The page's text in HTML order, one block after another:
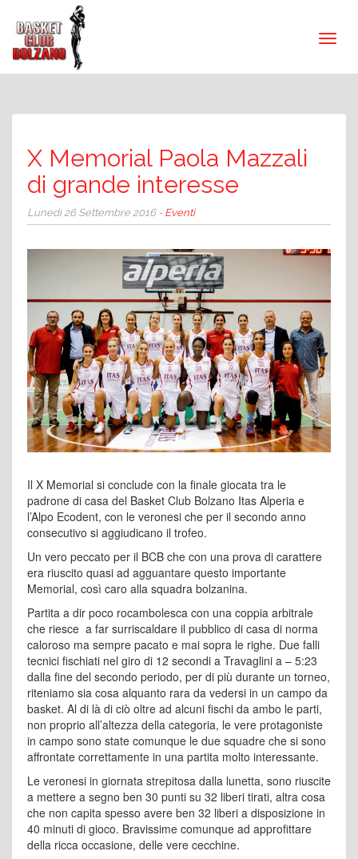
X Memorial Paola Mazzali
di grande interesse
Lunedì 26 Settembre 2016 - Eventi
Il X Memorial si conclude con la finale giocata tra le
padrone di casa del Basket Club Bolzano Itas Alperia e
l’Alpo Ecodent, con le veronesi che per il secondo anno
consecutivo si aggiudicano il trofeo.
Un vero peccato per il BCB che con una prova di carattere
era riuscito quasi ad agguantare questo importante
Memorial, così caro alla squadra bolzanina.
Partita a dir poco rocambolesca con una coppia arbitrale
che riesce a far surriscaldare il pubblico di casa di norma
caloroso ma sempre pacato e mai sopra le righe. Due falli
tecnici fischiati nel giro di 12 secondi a Travaglini a – 5:23
dalla fine del secondo periodo, per di più durante un torneo,
riteniamo sia cosa alquanto rara da vedersi in un campo da
basket. Al di là di ciò oltre ad alcuni fischi da ambo le parti,
non proprio all’altezza della categoria, le vere protagoniste
in campo sono state comunque le due squadre che si sono
affrontate correttamente in una partita molto interessante.
Le veronesi in giornata strepitosa dalla lunetta, sono riuscite
a mettere a segno ben 30 punti su 32 liberi tirati, altra cosa
che non capita spesso avere ben 32 liberi a disposizione in
40 minuti di gioco. Bravissime comunque ad approfittare
della ricca occasione, delle vere cecchine.